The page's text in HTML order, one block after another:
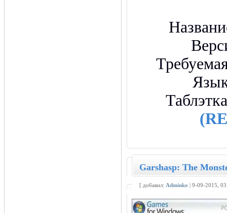
Garshasp: The
[ добавил: Adminko | 9-09-2015,